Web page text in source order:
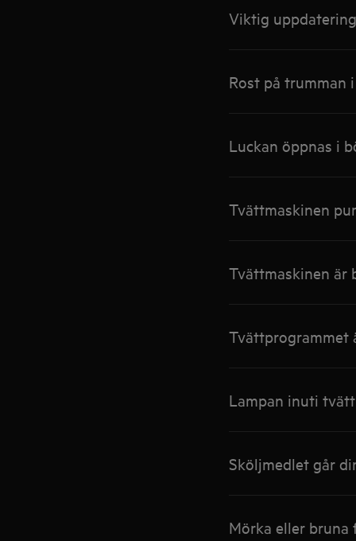
Viktig
Rost på trumman
Luckan öppnas i
Tvättmaskinen
Tvättmaskinen är
Tvättprogrammet
Lampan inuti
Sköljmedlet går
Mörka eller